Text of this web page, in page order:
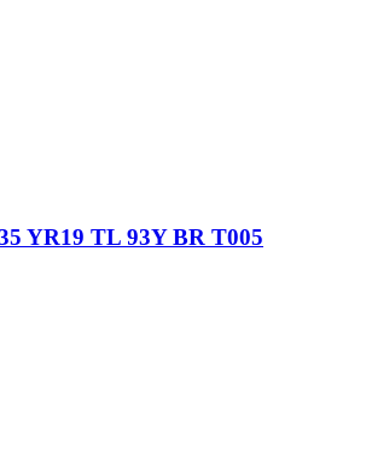
YR19 TL 93Y BR T005